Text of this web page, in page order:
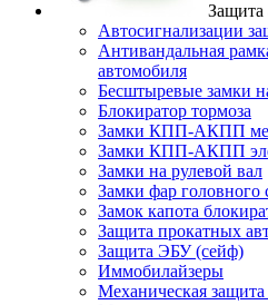
Защита
Автосигнализации
Антивандальная
автомобиля
Бесштыревые замки
Блокиратор тормоза
Замки КПП-АКПП
Замки КПП-АКПП
Замки на рулевой вал
Замки фар головного
Замок капота
Защита прокатных
Защита ЭБУ (сейф)
Иммобилайзеры
Механическая